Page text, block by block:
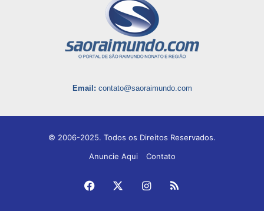
Email: contato@saoraimundo.com
© 2006-2025. Todos os Direitos Reservados.
Anuncie Aqui
Contato
Facebook Instagram
RSS